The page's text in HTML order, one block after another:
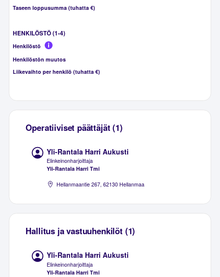
Taseen loppusumma (tuhatta €)
HENKILÖSTÖ (1-4)
Henkilöstö
Henkilöstön muutos
Liikevaihto per henkilö (tuhatta €)
Operatiiviset päättäjät (1)
Yli-Rantala Harri Aukusti
Elinkeinonharjoittaja
Yli-Rantala Harri Tmi
Hellanmaantie 267, 62130 Hellanmaa
Hallitus ja vastuuhenkilöt (1)
Yli-Rantala Harri Aukusti
Elinkeinonharjoittaja
Yli-Rantala Harri Tmi